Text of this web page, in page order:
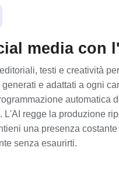
media con
testi e creatività
e adattati a ogni
automatica
L'AI regge la produzione
una presenza costante
senza esaurirti.